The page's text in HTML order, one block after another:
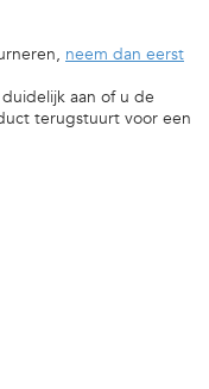
neem dan eerst
aan of u de
terugstuurt voor een